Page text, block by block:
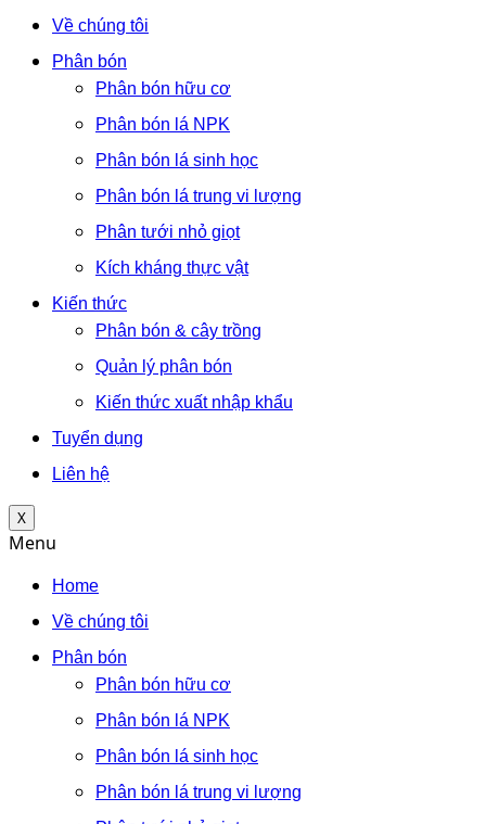
Về chúng tôi
Phân bón
Phân bón hữu cơ
Phân bón lá NPK
Phân bón lá sinh học
Phân bón lá trung vi lượng
Phân tưới nhỏ giọt
Kích kháng thực vật
Kiến thức
Phân bón & cây trồng
Quản lý phân bón
Kiến thức xuất nhập khẩu
Tuyển dụng
Liên hệ
X
Menu
Home
Về chúng tôi
Phân bón
Phân bón hữu cơ
Phân bón lá NPK
Phân bón lá sinh học
Phân bón lá trung vi lượng